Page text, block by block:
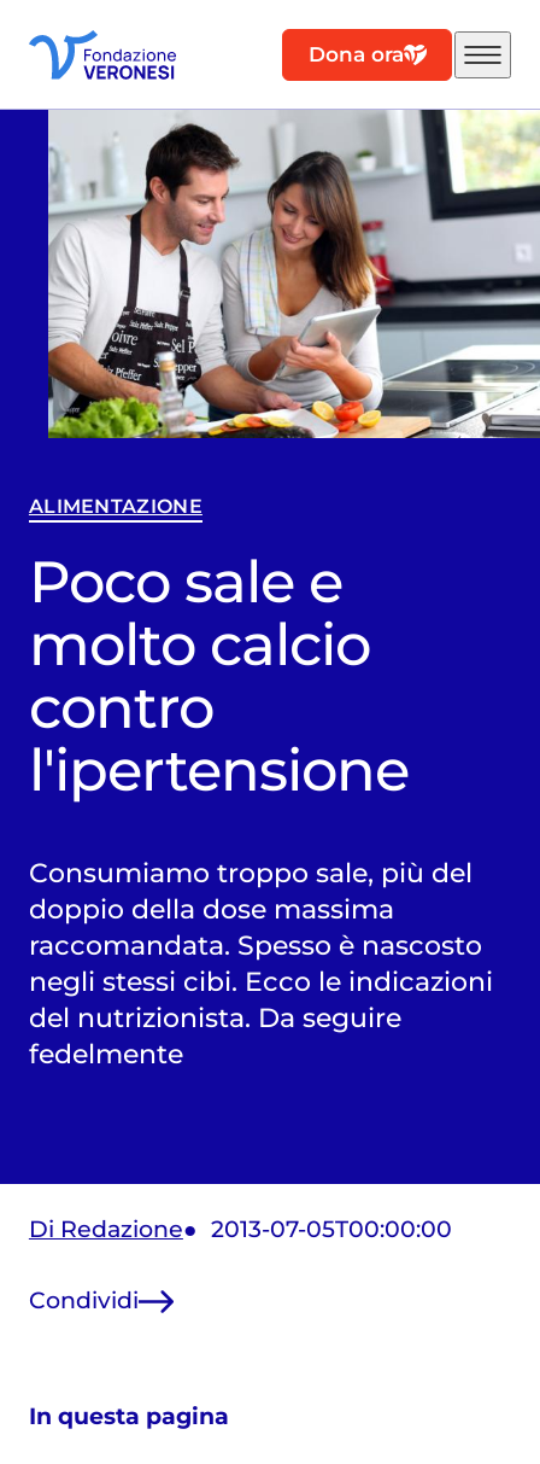
Dona ora
ALIMENTAZIONE
Poco sale e
molto calcio
contro
l'ipertensione
Consumiamo troppo sale, più del
doppio della dose massima
raccomandata. Spesso è nascosto
negli stessi cibi. Ecco le indicazioni
del nutrizionista. Da seguire
fedelmente
Di Redazione 2013-07-05T00:00:00
Condividi
In questa pagina